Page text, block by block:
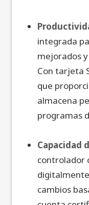
integrada
mejorados
Con tarjeta
que
almacena
programas
Capacidad
controlador
cambios